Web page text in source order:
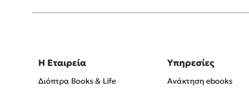
Η Εταιρεία
Διόπτρα Books & Life
Υπηρεσίες
Ανάκτηση ebooks